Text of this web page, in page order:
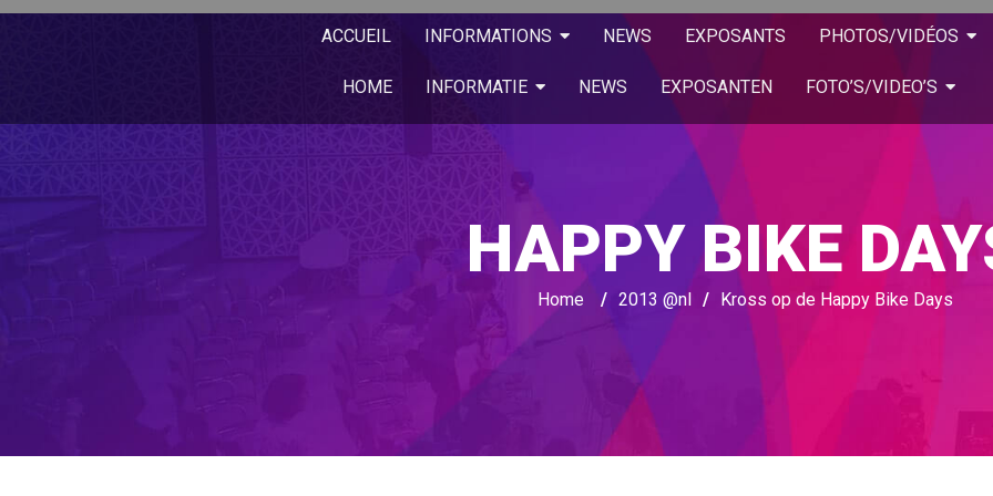
ACCUEIL INFORMATIONS NEWS EXPOSANTS PHOTOS/VIDÉOS
HOME INFORMATIE NEWS EXPOSANTEN FOTO’S/VIDEO’S
HAPPY BIKE
Home / 2013 @nl / Kross op de Happy Bike Days